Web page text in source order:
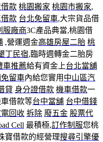
款 桃園搬家 桃園市搬家,
款 台北免留車,大宗貨品借
服廠商3C產品典當,桃園借
,營運週金高雄房屋二胎 桃
丁民宿,臨時週轉金二胎房
車推薦給有資金上台北當舖
留車內給您實用 中山區汽
貸 身分證借款 機車借款一
借款等台中當舖 台中借錢
回收 拆除 廢五金 股票代
Cell 最積極,訂作制服您桃
寶借款的經營理搜尋引擎優